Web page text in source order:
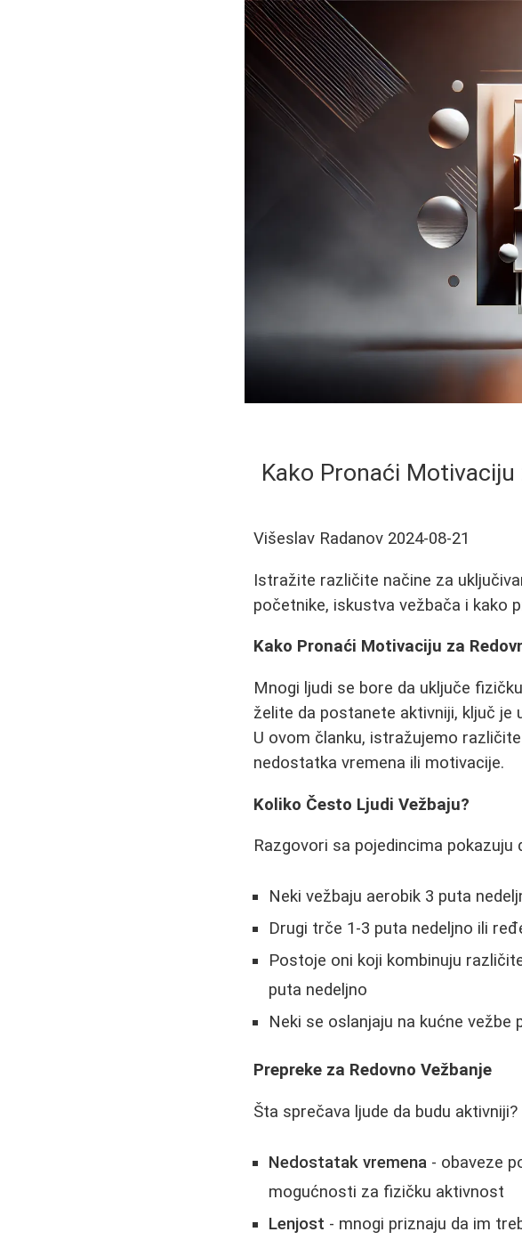
Kako Pronaći Motivaciju
Višeslav Radanov 2024-08-21
Istražite različite načine za
početnike, iskustva vežbača i kako
Kako Pronaći Motivaciju za
Mnogi ljudi se bore da uključe
želite da postanete aktivniji, ključ je
U ovom članku, istražujemo
nedostatka vremena ili motivacije.
Koliko Često Ljudi Vežbaju?
Razgovori sa pojedincima
Neki vežbaju aerobik 3 puta
Drugi trče 1-3 puta nedeljno ili
Postoje oni koji kombinuju
puta nedeljno
Neki se oslanjaju na kućne
Prepreke za Redovno Vežbanje
Šta sprečava ljude da budu
Nedostatak vremena - obaveze
mogućnosti za fizičku aktivnost
Lenjost - mnogi priznaju da im